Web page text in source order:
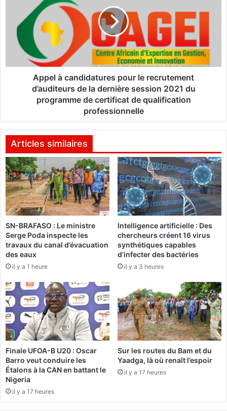
t
i
e
t
u
é
e
t
d
u
m
a
t
r
i
e
l
r
é
c
u
p
é
r
é
n
u
s
p
o
u
r
l
e
r
e
c
r
t
e
m
e
n
t
d
’
a
u
d
Appel à candidatures pour le recrutement
d’auditeurs de la dernière session 2021 du
programme de certificat de qualification
professionnelle
Articles similaires
SN-BRAFASO : Le ministre
Serge Poda inspecte les
travaux du canal d’évacuation
des eaux
il y a 1 heure
Intelligence artificielle : Des
chercheurs créent 16 virus
synthétiques capables
d’infecter des bactéries
il y a 3 heures
Finale UFOA-B U20 : Oscar
Barro veut conduire les
Étalons à la CAN en battant le
Nigeria
il y a 17 heures
Sur les routes du Bam et du
Yaadga, là où renaît l’espoir
il y a 17 heures